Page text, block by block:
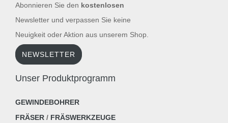
Abonnieren Sie den kostenlosen
Newsletter und verpassen Sie keine
Neuigkeit oder Aktion aus unserem Shop.
NEWSLETTER
Unser Produktprogramm
GEWINDEBOHRER
FRÄSER / FRÄSWERKZEUGE